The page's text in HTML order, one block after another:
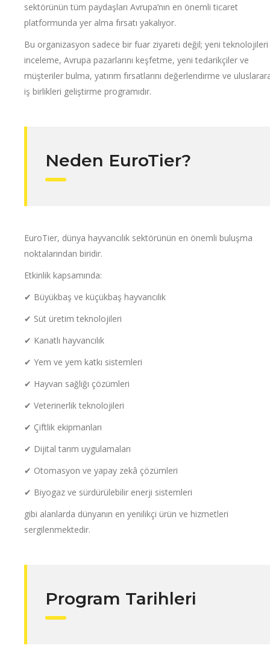
sektörünün tüm paydaşları Avrupa’nın en önemli ticaret
platformunda yer alma fırsatı yakalıyor.
Bu organizasyon sadece bir fuar ziyareti değil; yeni teknolojileri
inceleme, Avrupa pazarlarını keşfetme, yeni tedarikçiler ve
müşteriler bulma, yatırım fırsatlarını değerlendirme ve
iş birlikleri geliştirme programıdır.
Neden EuroTier?
EuroTier, dünya hayvancılık sektörünün en önemli buluşma
noktalarından biridir.
Etkinlik kapsamında:
✔ Büyükbaş ve küçükbaş hayvancılık
✔ Süt üretim teknolojileri
✔ Kanatlı hayvancılık
✔ Yem ve yem katkı sistemleri
✔ Hayvan sağlığı çözümleri
✔ Veterinerlik teknolojileri
✔ Çiftlik ekipmanları
✔ Dijital tarım uygulamaları
✔ Otomasyon ve yapay zekâ çözümleri
✔ Biyogaz ve sürdürülebilir enerji sistemleri
gibi alanlarda dünyanın en yenilikçi ürün ve hizmetleri
sergilenmektedir.
Program Tarihleri